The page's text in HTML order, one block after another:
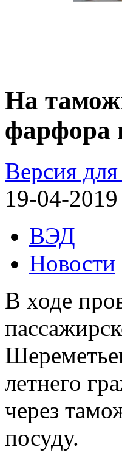
На
фарфора
Версия для
19-04-2019
ВЭД
Новости
В ходе
летнего
через
посуду.